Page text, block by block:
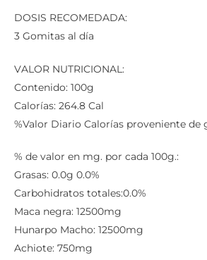
DOSIS RECOMEDADA:
3 Gomitas al día
VALOR NUTRICIONAL:
Contenido: 100g
Calorías: 264.8 Cal
%Valor Diario Calorías proveniente de
% de valor en mg. por cada 100g.:
Grasas: 0.0g 0.0%
Carbohidratos totales:0.0%
Maca negra: 12500mg
Hunarpo Macho: 12500mg
Achiote: 750mg